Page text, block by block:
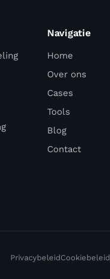
Navigatie
Home
Over ons
Cases
Tools
Blog
Contact
PrivacybeleidCookiebeleid